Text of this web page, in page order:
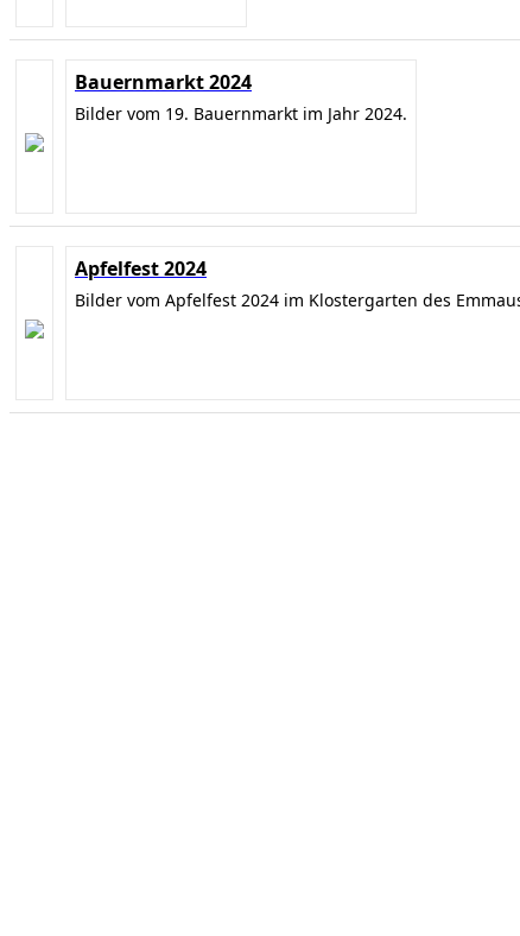
Bauernmarkt 2024
Bilder vom 19. Bauernmarkt im Jahr 2024.
Apfelfest 2024
Bilder vom Apfelfest 2024 im Klostergarten des